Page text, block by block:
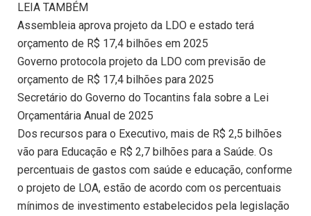
LEIA TAMBÉM
Assembleia aprova projeto da LDO e estado terá
orçamento de R$ 17,4 bilhões em 2025
Governo protocola projeto da LDO com previsão de
orçamento de R$ 17,4 bilhões para 2025
Secretário do Governo do Tocantins fala sobre a Lei
Orçamentária Anual de 2025
Dos recursos para o Executivo, mais de R$ 2,5 bilhões
vão para Educação e R$ 2,7 bilhões para a Saúde. Os
percentuais de gastos com saúde e educação, conforme
o projeto de LOA, estão de acordo com os percentuais
mínimos de investimento estabelecidos pela legislação